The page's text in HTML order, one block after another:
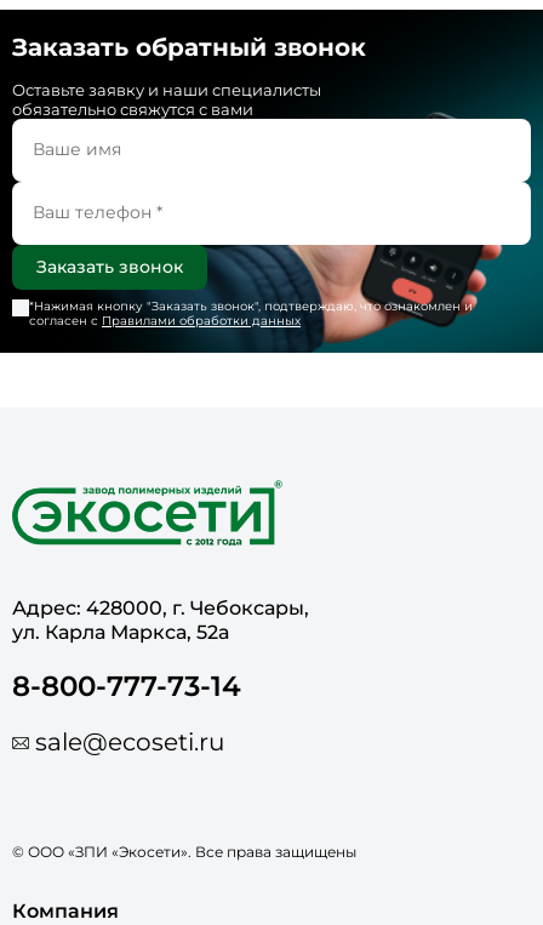
Заказать обратный звонок
Оставьте заявку и наши специалисты
обязательно свяжутся с вами
*Нажимая кнопку "Заказать звонок", подтверждаю, что ознакомлен и
согласен с Правилами обработки данных
Адрес: 428000, г. Чебоксары,
ул. Карла Маркса, 52а
8-800-777-73-14
sale@ecoseti.ru
© ООО «ЗПИ «Экосети». Все права защищены
Компания